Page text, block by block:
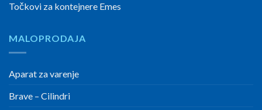
Točkovi za kontejnere Emes
MALOPRODAJA
Aparat za varenje
Brave – Cilindri